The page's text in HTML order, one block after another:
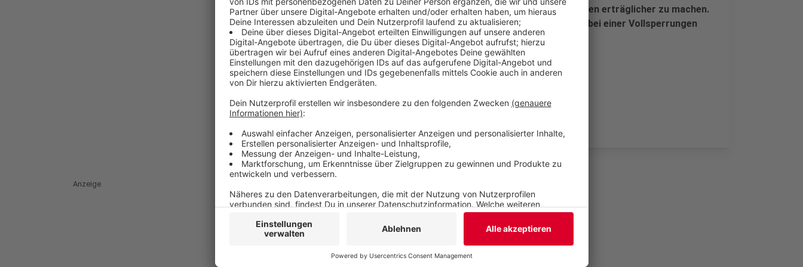
Spielsachen für Kinder mitzunehmen, um mögliche Wartezeiten erträglicher zu machen.
Staus über Landstraßen zu umfahren, würde sich zudem nur bei einer Vollsperrungen
oder über 10 Kilometer langen Staus lohnen.
Veröffentlicht:Freitag, 26.06.2020 14:59
Anzeige